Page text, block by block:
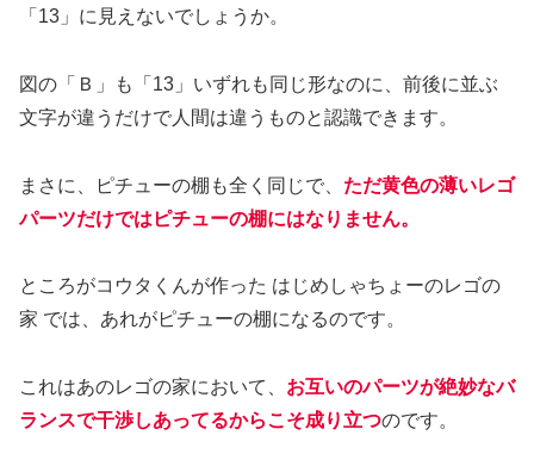
「13」に見えないでしょうか。
図の「Ｂ」も「13」いずれも同じ形なのに、前後に並ぶ
文字が違うだけで人間は違うものと認識できます。
まさに、ピチューの棚も全く同じで、 ただ黄色の薄いレゴ
パーツだけではピチューの棚にはなりません。
ところがコウタくんが作った はじめしゃちょーのレゴの
家 では、あれがピチューの棚になるのです。
これはあのレゴの家において、 お互いのパーツが絶妙なバ
ランスで干渉しあってるからこそ成り立つのです。